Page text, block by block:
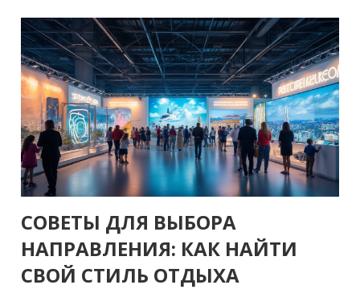
СОВЕТЫ ДЛЯ ВЫБОРА
НАПРАВЛЕНИЯ: КАК НАЙТИ
СВОЙ СТИЛЬ ОТДЫХА